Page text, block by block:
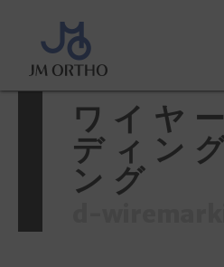
ホーム
ィング／アーチフォ
ワイヤ
ディン
ング